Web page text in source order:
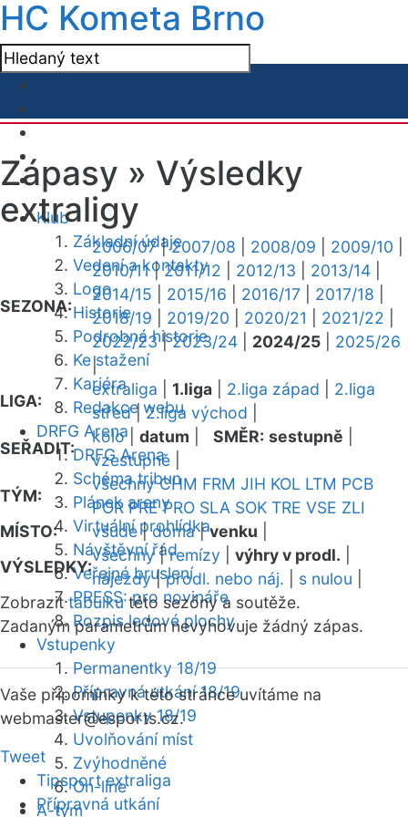
HC Kometa Brno
Klub
Základní údaje
Vedení a kontakty
Logo
Historie
Podrobná historie
Ke stažení
Kariéra
Redakce webu
DRFG Arena
DRFG Arena
Schéma tribun
Plánek areny
Virtuální prohlídka
Návštěvní řád
Veřejné bruslení
PRESS: pro novináře
Rozpis ledové plochy
Vstupenky
Permanentky 18/19
Přípravná utkání 18/19
Vstupenky 18/19
Uvolňování míst
Zvýhodněné
On-line
A-tým
Zápasy » Výsledky
extraligy
SEZONA:
2006/07|2007/08 2008/09 2009/10
2010/11|2011/12 2012/13 2013/14
2014/15
2015/16 2016/17 2017/18
2018/19
2019/20 2020/21 2021/22
2022/23|2023/24 2024/25
2025/26
|
LIGA:
extraliga 1.liga 2.liga západ
2.liga
střed|2.liga východ
SEŘADIT:
kolo| datum SMĚR: sestupně
vzestupně
TÝM:
všechny CHM FRM JIH KOL LTM PCB
POR PRE PRO SLA SOK TRE VSE ZLI
MÍSTO:
všude|doma|venku
VÝSLEDKY:
všechny|remízy výhry v prodl.
nájezdy|prodl. nebo náj. s nulou
Zobrazittabulkutéto sezóny a soutěže.
Zadaným parametrům nevyhovuje žádný zápas.
Vaše připomínky k této stránce uvítáme na
webmaster@esports.cz.
Tweet
Tipsport extraliga
Přípravná utkání